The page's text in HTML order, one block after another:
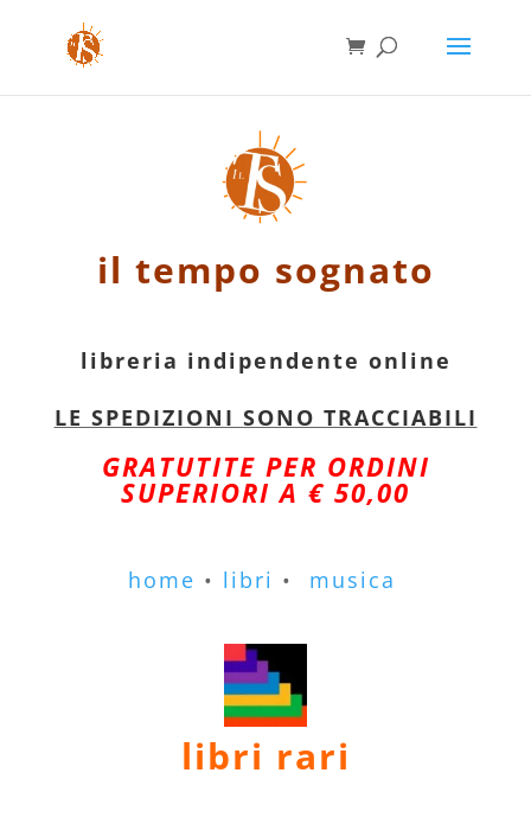
il tempo sognato
libreria indipendente online
LE SPEDIZIONI SONO TRACCIABILI
GRATUTITE PER ORDINI
SUPERIORI A € 50,00
home • libri • musica
libri rari